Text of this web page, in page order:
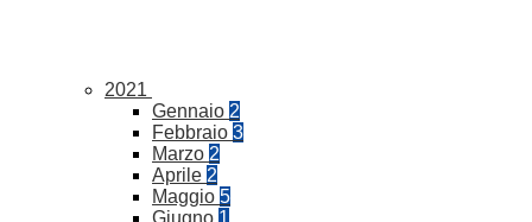
2021
Gennaio 2
Febbraio 3
Marzo 2
Aprile 2
Maggio 5